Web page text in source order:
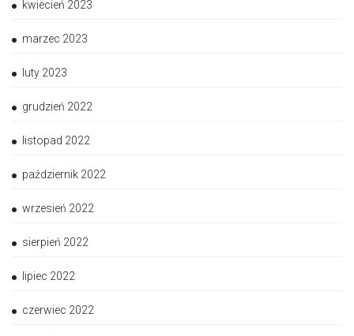
kwiecień 2023
marzec 2023
luty 2023
grudzień 2022
listopad 2022
październik 2022
wrzesień 2022
sierpień 2022
lipiec 2022
czerwiec 2022